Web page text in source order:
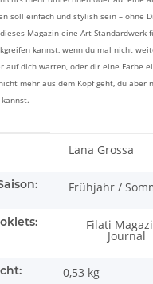
soll einfach und stylish sein – ohne
Magazin eine Art Standardwerk
kannst, wenn du mal nicht
auf dich warten, oder dir eine Farbe
mehr aus dem Kopf geht, du aber
Lana Grossa
Frühjahr /
Filati
Journal
0,53 kg